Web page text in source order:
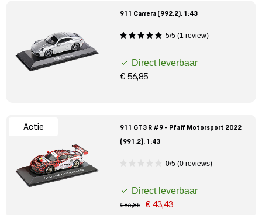
911 Carrera (992.2), 1:43
5/5 (1 review)
Direct leverbaar
€ 56,85
Actie
911 GT3 R #9 - Pfaff Motorsport 2022
(991.2), 1:43
0/5 (0 reviews)
Direct leverbaar
€ 86,85 € 43,43